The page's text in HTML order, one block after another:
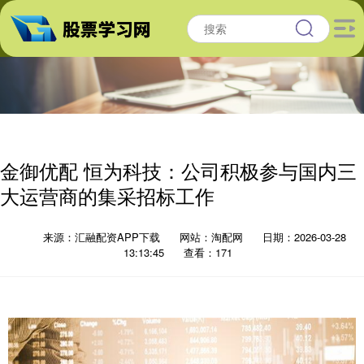
金御优配 恒为科技：公司积极参与国内三
大运营商的集采招标工作
来源：汇融配资APP下载 网站：淘配网
日期：2026-03-28
13:13:45
查看：171